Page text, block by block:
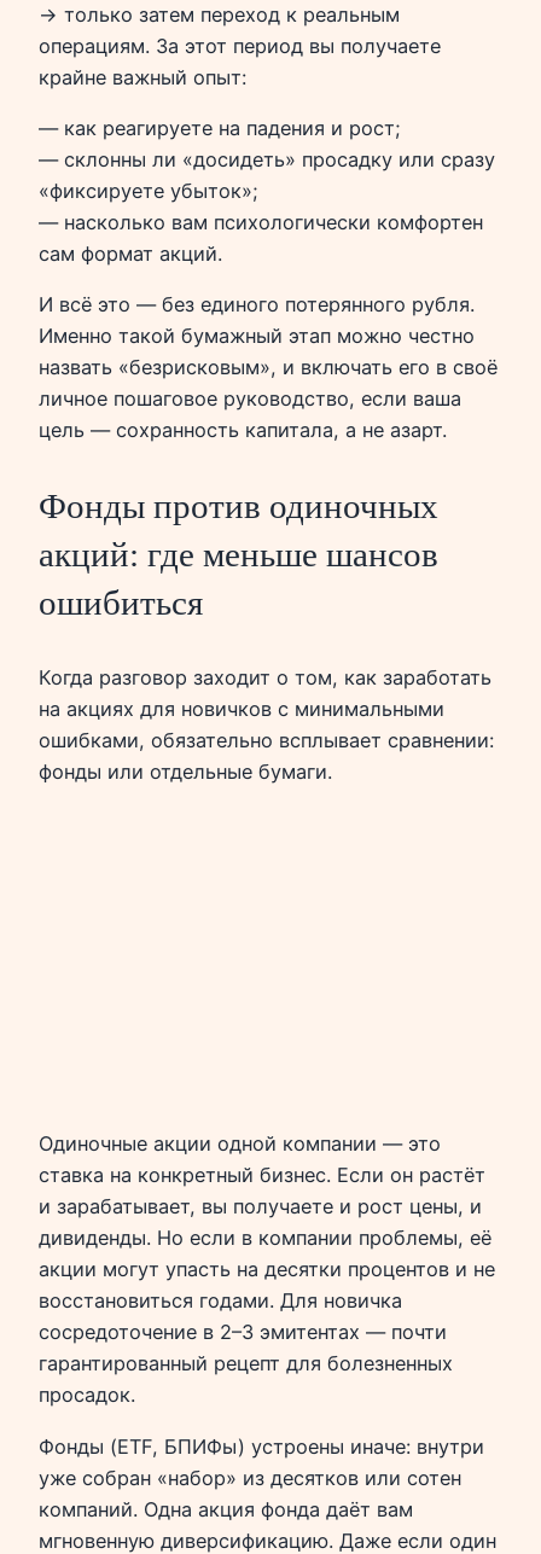
→ только затем переход к реальным
операциям. За этот период вы получаете
крайне важный опыт:
— как реагируете на падения и рост;
— склонны ли «досидеть» просадку или сразу
«фиксируете убыток»;
— насколько вам психологически комфортен
сам формат акций.
И всё это — без единого потерянного рубля.
Именно такой бумажный этап можно честно
назвать «безрисковым», и включать его в своё
личное пошаговое руководство, если ваша
цель — сохранность капитала, а не азарт.
Фонды против одиночных
акций: где меньше шансов
ошибиться
Когда разговор заходит о том, как заработать
на акциях для новичков с минимальными
ошибками, обязательно всплывает сравнении:
фонды или отдельные бумаги.
Одиночные акции одной компании — это
ставка на конкретный бизнес. Если он растёт
и зарабатывает, вы получаете и рост цены, и
дивиденды. Но если в компании проблемы, её
акции могут упасть на десятки процентов и не
восстановиться годами. Для новичка
сосредоточение в 2–3 эмитентах — почти
гарантированный рецепт для болезненных
просадок.
Фонды (ETF, БПИФы) устроены иначе: внутри
уже собран «набор» из десятков или сотен
компаний. Одна акция фонда даёт вам
мгновенную диверсификацию. Даже если один